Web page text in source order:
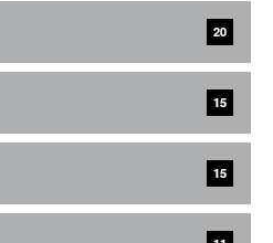
20
15
15